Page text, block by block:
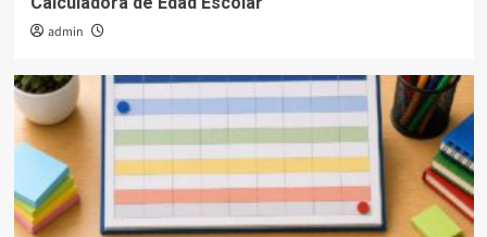
admin